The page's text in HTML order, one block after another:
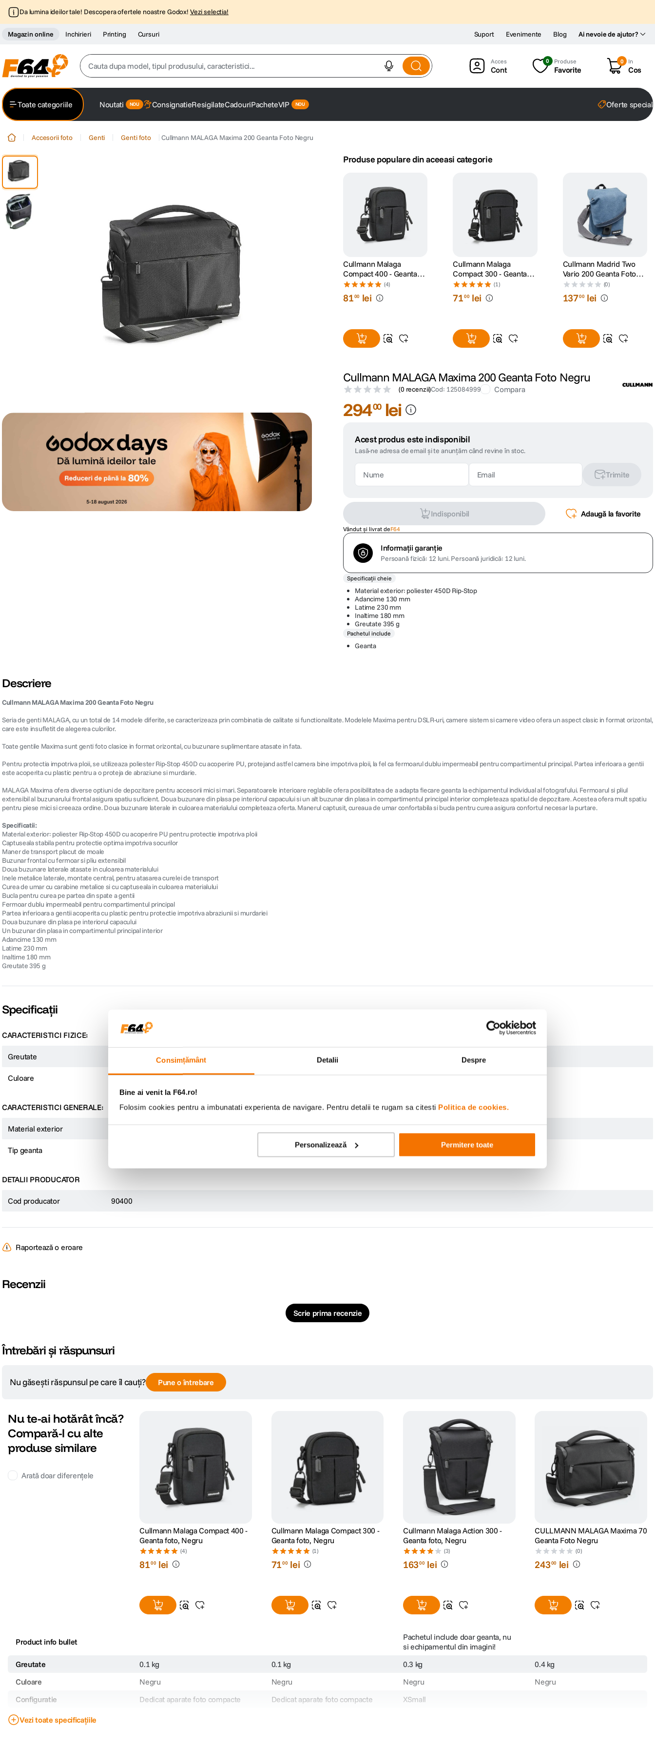
Consimțământ Detalii Despre
Bine ai venit la F64.ro!
Folosim cookies pentru a imbunatati experienta de navigare. Pentru detalii te rugam sa citesti Politica de cookies.
Personalizează Permitere toate
Da lumina ideilor tale! Descopera ofertele noastre Godox! Vezi selectia!
Magazin online Inchirieri Printing Cursuri Ai nevoie de ajutor?
Suport Evenimente Blog
Cauta dupa model, tipul produsului, caracteristici...
2. trepied
canon sx740 hs
lavaliera
sony fx
8. card memorie
9 dji mic mini
10. dji osmo
Cont
0 Produse
Favorite
0 In
Cos
Toate categoriile Noutati ConsignatieResigilateCadouriPacheteVIP Oferte
Accesorii foto Genti Genti foto Cullmann MALAGA Maxima 200 Geanta Foto Negru
Produse populare din aceeasi categorie
Cullmann Malaga
Compact 400 - Geanta
foto, Negru (4)
8100 lei
Cullmann Malaga
Compact 300 - Geanta
foto, Negru (1)
7100 lei
Cullmann Madrid Two
Vario 200 Geanta Foto
Albastru
(0)
13700 lei
Cullmann MALAGA Maxima 200 Geanta Foto Negru
(0 recenzii)Cod: 125084999 Compara
29400 lei
Acest produs este indisponibil
Lasă-ne adresa de email și te anunțăm când revine în stoc.
Trimite
Indisponibil Adaugă la favorite
Vândut și livrat deF64
Informații garanție
Persoană fizică: 12 luni.Persoană juridică: 12 luni.
Specificații cheie
Material exterior: poliester 450D Rip-Stop
Adancime 130 mm
Latime 230 mm
Inaltime 180 mm
Greutate 395 g
Pachetul include
Geanta
Descriere
Cullmann MALAGA Maxima 200 Geanta Foto Negru
Seria de genti MALAGA, cu un total de 14 modele diferite, se caracterizeaza prin combinatia de calitate si functionalitate. Modelele Maxima pentru DSLR-uri, camere sistem si camere video ofera un aspect clasic in format orizontal,
care este insufletit de alegerea culorilor.
Toate gentile Maxima sunt genti foto clasice in format orizontal, cu buzunare suplimentare atasate in fata.
Pentru protectia impotriva ploii, se utilizeaza poliester Rip-Stop 450D cu acoperire PU, protejand astfel camera bine impotriva ploii, la fel ca fermoarul dublu impermeabil pentru compartimentul principal. Partea inferioara a gentii
este acoperita cu plastic pentru a o proteja de abraziune si murdarie.
MALAGA Maxima ofera diverse optiuni de depozitare pentru accesorii mici si mari. Separatoarele interioare reglabile ofera posibilitatea de a adapta fiecare geanta la echipamentul individual al fotografului. Fermoarul si pliul
extensibil al buzunarului frontal asigura spatiu suficient. Doua buzunare din plasa pe interiorul capacului si un alt buzunar din plasa in compartimentul principal interior completeaza spatiul de depozitare. Acestea ofera mult spatiu
pentru piese mici si creeaza ordine. Doua buzunare laterale in culoarea materialului completeaza oferta. Manerul captusit, cureaua de umar confortabila si bucla pentru curea asigura confortul necesar la purtare.
Specificatii:
Material exterior: poliester Rip-Stop 450D cu acoperire PU pentru protectie impotriva ploii
Captuseala stabila pentru protectie optima impotriva socurilor
Maner de transport placut de moale
Buzunar frontal cu fermoar si pliu extensibil
Doua buzunare laterale atasate in culoarea materialului
Inele metalice laterale, montate central, pentru atasarea curelei de transport
Curea de umar cu carabine metalice si cu captuseala in culoarea materialului
Bucla pentru curea pe partea din spate a gentii
Fermoar dublu impermeabil pentru compartimentul principal
Partea inferioara a gentii acoperita cu plastic pentru protectie impotriva abraziunii si murdariei
Doua buzunare din plasa pe interiorul capacului
Un buzunar din plasa in compartimentul principal interior
Adancime 130 mm
Latime 230 mm
Inaltime 180 mm
Greutate 395 g
Specificații
CARACTERISTICI FIZICE:
Greutate
Culoare Negru
CARACTERISTICI GENERALE:
Material exterior
Tip geanta
DETALII PRODUCATOR
Cod producator 90400
Raportează o eroare
Recenzii
Scrie prima recenzie
Întrebări și răspunsuri
Nu găsești răspunsul pe care îl cauți? Pune o întrebare
Nu te-ai hotărât încă?
Compară-l cu alte
produse similare
Arată doar diferențele
Cullmann Malaga Compact 400 -
Geanta foto, Negru
(4)
8100 lei
Cullmann Malaga Compact 300 -
Geanta foto, Negru
(1)
7100 lei
Cullmann Malaga Action 300 -
Geanta foto, Negru
(3)
16300 lei
CULLMANN MALAGA Maxima 70
Geanta Foto Negru
(0)
24300 lei
Product info bullet
Pachetul include doar geanta, nu
si echipamentul din imagini!
Greutate
0.1 kg 0.1 kg 0.3 kg
0.4 kg
Culoare
Negru Negru Negru
Negru
Configuratie
Dedicat aparate foto compacte Dedicat aparate foto compacte
XSmall
Tip geanta
Vezi toate specificațiile